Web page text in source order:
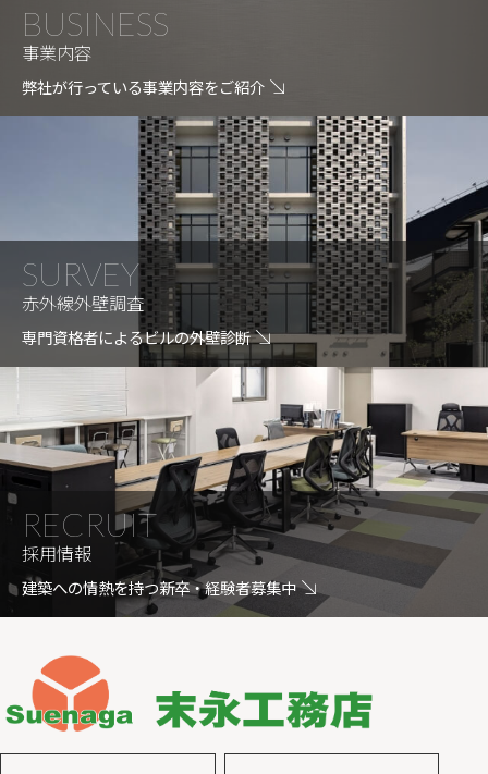
BUSINESS
事業内容
弊社が行っている事業内容をご紹介
SURVEY
赤外線外壁調査
専門資格者によるビルの外壁診断
RECRUIT
採用情報
建築への情熱を持つ新卒・経験者募集中